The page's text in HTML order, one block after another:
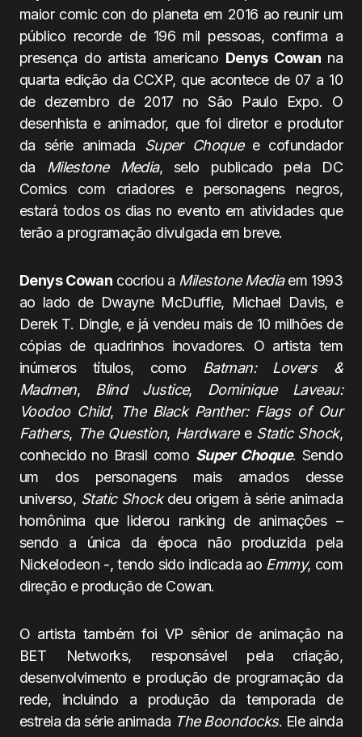
maior comic con do planeta em 2016 ao reunir um
público recorde de 196 mil pessoas, confirma a
presença do artista americano Denys Cowan na
quarta edição da CCXP, que acontece de 07 a 10
de dezembro de 2017 no São Paulo Expo. O
desenhista e animador, que foi diretor e produtor
da série animada Super Choquee cofundador
da
Milestone Media, selo publicado pela DC
Comics com criadores e personagens negros,
estará todos os dias no evento em atividades que
terão a programação divulgada em breve.
Denys Cowan cocriou a Milestone Mediaem 1993
ao lado de Dwayne McDuffie, Michael Davis, e
Derek T. Dingle, e já vendeu mais de 10 milhões de
cópias de quadrinhos inovadores. O artista tem
inúmeros títulos, como Batman: Lovers &
Madmen, Blind Justice,
Dominique Laveau:
Voodoo Child,
The Black Panther: Flags of Our
Fathers, The Question, Hardwaree Static Shock,
conhecido no Brasil como Super Choque. Sendo
um dos personagens mais amados desse
universo, Static Shockdeu origem à série animada
homônima que liderou ranking de animações –
sendo a única da época não produzida pela
Nickelodeon -, tendo sido indicada ao Emmy, com
direção e produção de Cowan.
O artista também foi VP sênior de animação na
BET Networks, responsável pela criação,
desenvolvimento e produção de programação da
rede, incluindo a produção da temporada de
estreia da série animada The Boondocks. Ele ainda